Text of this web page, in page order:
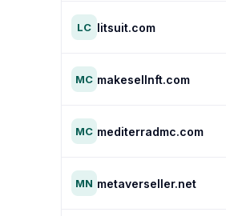
LC litsuit.com
MC makesellnft.com
MC mediterradmc.com
MN metaverseller.net